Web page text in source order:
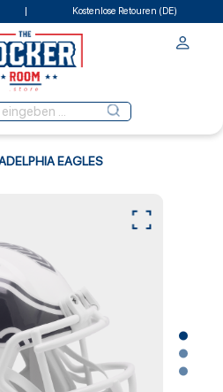
Kostenlose Retouren (DE)
EAGLES